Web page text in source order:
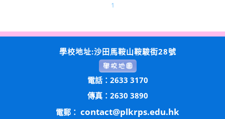
1
學校地址:沙田馬鞍山鞍駿街28號
電話：2633 3170
傳真：2630 3890
電郵： contact@plkrps.edu.hk